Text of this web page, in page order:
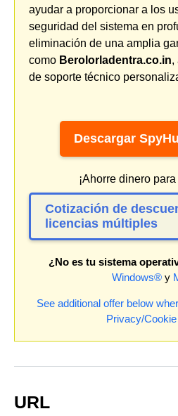
ayudar a proporcionar a los
seguridad del sistema en
eliminación de una amplia
como Berolorladentra.co.in,
de soporte técnico
Descargar
¡Ahorre dinero
Cotización de
licencias múltiples
¿No es tu sistema
Windows®y
See additional offer below
Privacy/
URL